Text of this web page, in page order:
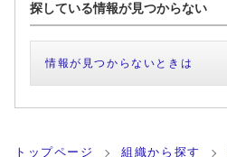
探している情報が見つからない
情報が見つからないときは
トップページ 組織から探す